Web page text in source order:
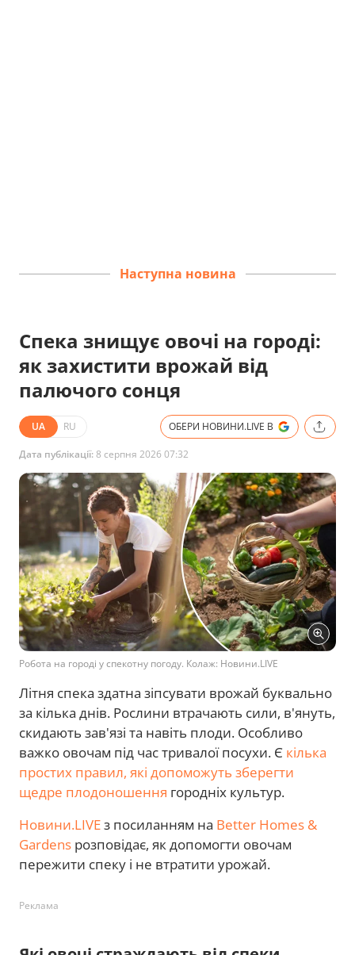
Наступна новина
Спека знищує овочі на городі:
як захистити врожай від
палючого сонця
UA RU ОБЕРИ НОВИНИ.LIVE В
Дата публікації:8 серпня 2026 07:32
Робота на городі у спекотну погоду. Колаж: Новини.LIVE
Літня спека здатна зіпсувати врожай буквально
за кілька днів. Рослини втрачають сили, в'януть,
скидають зав'язі та навіть плоди. Особливо
важко овочам під час тривалої посухи. Є кілька
простих правил, які допоможуть зберегти
щедре плодоношення городніх культур.
Новини.LIVEз посиланням на Better Homes &
Gardens розповідає, як допомогти овочам
пережити спеку і не втратити урожай.
Реклама